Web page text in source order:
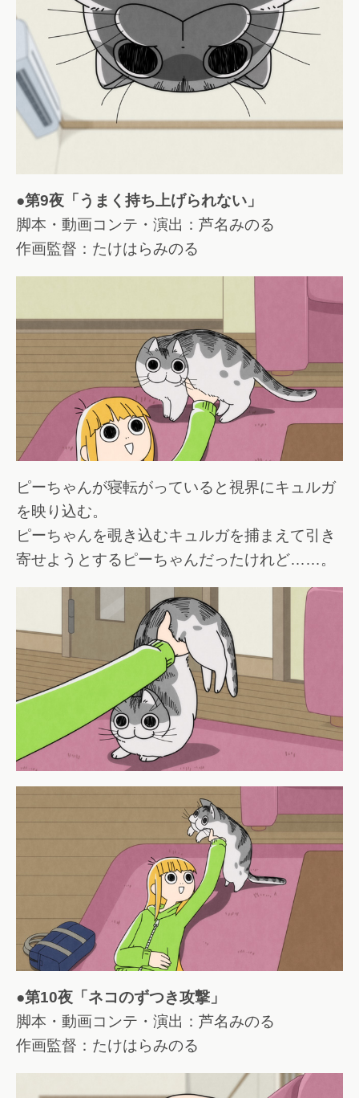
●第9夜「うまく持ち上げられない」
脚本・動画コンテ・演出：芦名みのる
作画監督：たけはらみのる
ピーちゃんが寝転がっていると視界にキュルガ
を映り込む。
ピーちゃんを覗き込むキュルガを捕まえて引き
寄せようとするピーちゃんだったけれど……。
●第10夜「ネコのずつき攻撃」
脚本・動画コンテ・演出：芦名みのる
作画監督：たけはらみのる